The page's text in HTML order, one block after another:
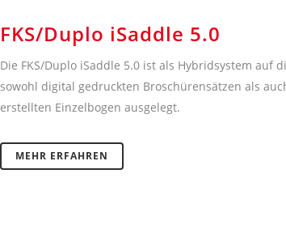
FKS/Duplo iSaddle 5.0
Die FKS/Duplo iSaddle 5.0 ist als Hybridsystem auf
sowohl digital gedruckten Broschürensätzen als
erstellten Einzelbogen ausgelegt.
MEHR ERFAHREN